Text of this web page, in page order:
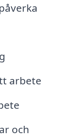
arbete
och